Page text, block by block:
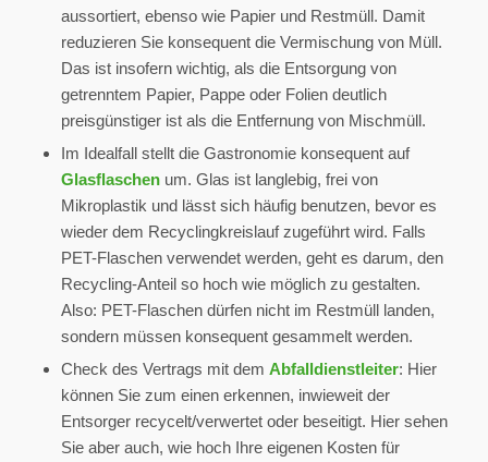
aussortiert, ebenso wie Papier und Restmüll. Damit
reduzieren Sie konsequent die Vermischung von Müll.
Das ist insofern wichtig, als die Entsorgung von
getrenntem Papier, Pappe oder Folien deutlich
preisgünstiger ist als die Entfernung von Mischmüll.
Im Idealfall stellt die Gastronomie konsequent auf
Glasflaschenum. Glas ist langlebig, frei von
Mikroplastik und lässt sich häufig benutzen, bevor es
wieder dem Recyclingkreislauf zugeführt wird. Falls
PET-Flaschen verwendet werden, geht es darum, den
Recycling-Anteil so hoch wie möglich zu gestalten.
Also: PET-Flaschen dürfen nicht im Restmüll landen,
sondern müssen konsequent gesammelt werden.
Check des Vertrags mit dem Abfalldienstleiter: Hier
können Sie zum einen erkennen, inwieweit der
Entsorger recycelt/verwertet oder beseitigt. Hier sehen
Sie aber auch, wie hoch Ihre eigenen Kosten für